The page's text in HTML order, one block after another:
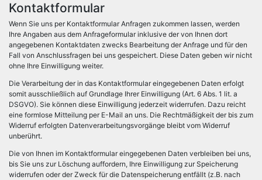
Kontaktformular
Wenn Sie uns per Kontaktformular Anfragen zukommen lassen, werden
Ihre Angaben aus dem Anfrageformular inklusive der von Ihnen dort
angegebenen Kontaktdaten zwecks Bearbeitung der Anfrage und für den
Fall von Anschlussfragen bei uns gespeichert. Diese Daten geben wir nicht
ohne Ihre Einwilligung weiter.
Die Verarbeitung der in das Kontaktformular eingegebenen Daten erfolgt
somit ausschließlich auf Grundlage Ihrer Einwilligung (Art. 6 Abs. 1 lit. a
DSGVO). Sie können diese Einwilligung jederzeit widerrufen. Dazu reicht
eine formlose Mitteilung per E-Mail an uns. Die Rechtmäßigkeit der bis zum
Widerruf erfolgten Datenverarbeitungsvorgänge bleibt vom Widerruf
unberührt.
Die von Ihnen im Kontaktformular eingegebenen Daten verbleiben bei uns,
bis Sie uns zur Löschung auffordern, Ihre Einwilligung zur Speicherung
widerrufen oder der Zweck für die Datenspeicherung entfällt (z.B. nach